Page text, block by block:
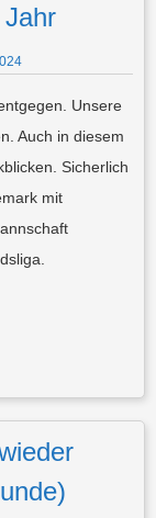
Unsere
Auch in diesem
Sicherlich
mit